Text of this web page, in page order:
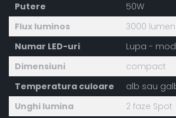
Putere
50W
Flux luminos
3000 lumeni
Numar LED-uri
Lupa -
Dimensiuni
compact
Temperatura culoare
alb sau
Unghi lumina
2 faze Spot